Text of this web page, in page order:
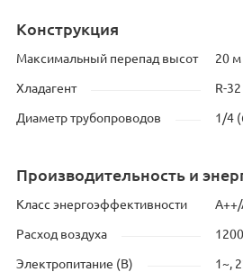
Конструкция
Максимальный перепад высот 20 м
Хладагент R-32
Диаметр трубопроводов 1/4
Производительность и
Класс энергоэффективности
Расход воздуха
Электропитание (В) 1~,